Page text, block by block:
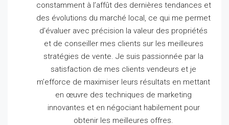
constamment à l’affût des dernières tendances et
des évolutions du marché local, ce qui me permet
d’évaluer avec précision la valeur des propriétés
et de conseiller mes clients sur les meilleures
stratégies de vente.Je suis passionnée par la
satisfaction de mes clients vendeurs et je
m’efforce de maximiser leurs résultats en mettant
en œuvre des techniques de marketing
innovantes et en négociant habilement pour
obtenir les meilleures offres.